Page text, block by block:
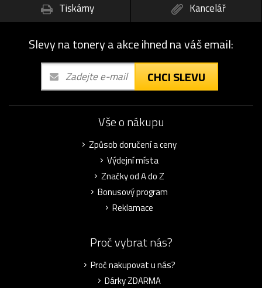
Tiskárny
Kancelář
Slevy na tonery a akce ihned na váš email:
CHCI SLEVU
Vše o nákupu
Způsob doručení a ceny
Výdejní místa
Značky od A do Z
Bonusový program
Reklamace
Proč vybrat nás?
Proč nakupovat u nás?
Dárky ZDARMA